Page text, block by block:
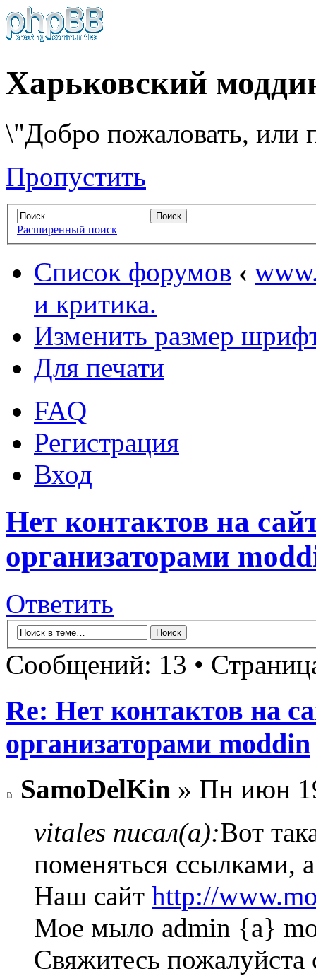
Харьковский
\"Добро пожаловать, или
Пропустить
Расширенный поиск
Список форумов ‹
и критика.
Изменить размер
Для печати
FAQ
Регистрация
Вход
Нет контактов на
организаторами
Ответить
Сообщений: 13 •
Re: Нет контактов на
организаторами moddin
SamoDelKin » Пн июн
vitales писал(а):Вот
поменяться ссылками,
Наш сайт http://
Мое мыло admin {a}
Свяжитесь